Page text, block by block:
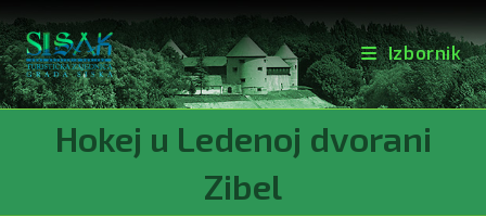
Izbornik
Hokej u Ledenoj dvorani
Zibel